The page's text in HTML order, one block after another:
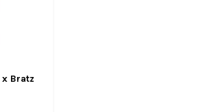
x Bratz